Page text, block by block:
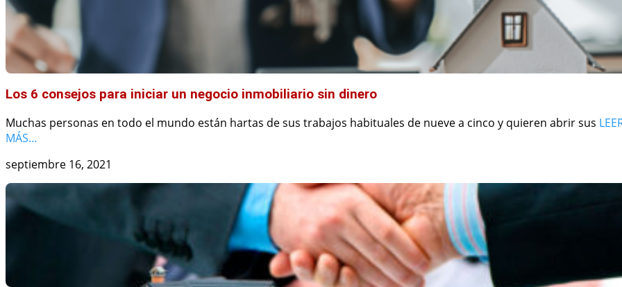
Los 6 consejos para iniciar un negocio inmobiliario sin dinero
Muchas personas en todo el mundo están hartas de sus trabajos habituales de nueve a cinco y quieren abrir sus
MÁS…
septiembre 16, 2021